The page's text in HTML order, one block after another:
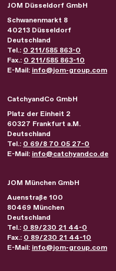
JOM Düsseldorf GmbH
Schwanenmarkt 8
40213 Düsseldorf
Deutschland
Tel.: 0 211/585 863-0
Fax.: 0 211/585 863-10
E-Mail: info@jom-group.com
CatchyandCo GmbH
Platz der Einheit 2
60327 Frankfurt a.M.
Deutschland
Tel.: 0 69/8 70 05 27-0
E-Mail: info@catchyandco.de
JOM München GmbH
Auenstraße 100
80469 München
Deutschland
Tel.: 0 89/230 21 44-0
Fax.: 0 89/230 21 44-10
E-Mail: info@jom-group.com